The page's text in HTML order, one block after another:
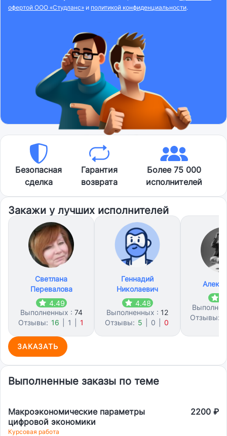
офертой ООО «Студланс» и политикой конфиденциальности.
Безопасная
сделка
Гарантия
возврата
Более 75 000
исполнителей
Закажи у лучших исполнителей
Светлана
Перевалова
4.49
Выполненных : 74
Отзывы: 16 1 1
Геннадий
Николаевич
4.48
Выполненных : 12
Отзывы: 5 0 0
Отзывы:
ЗАКАЗАТЬ
Выполненные заказы по теме
Макроэкономические параметры
цифровой экономики
2200 ₽
Курсовая работа